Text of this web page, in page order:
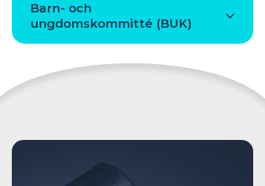
Barn- och
ungdomskommitté (BUK)
https://www.alandsidrott.ax/alands-idrott-arbetar/trygg-